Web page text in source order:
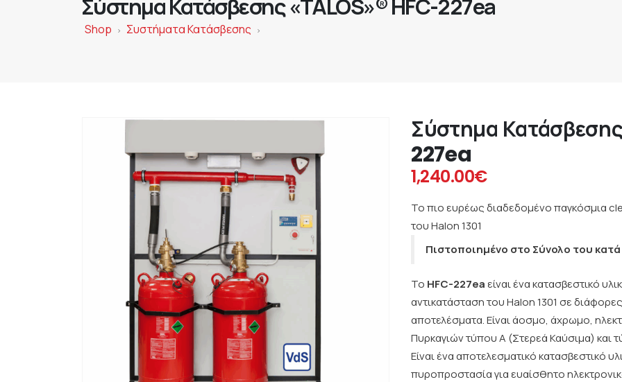
Σύστημα Κατάσβεσης «TALOS»® HFC-227ea
Shop > Συστήματα Κατάσβεσης >
Σύστημα
227ea
1,240.00€
Το πιο ευρέως διαδεδομένο παγκόσμια
του Halon 1301
Πιστοποιημένο στο Σύνολο του
Το HFC-227eaείναι ένα κατασβεστικό
αντικατάσταση του Halon 1301 σε
αποτελέσματα. Είναι άοσμο, άχρωμο,
Πυρκαγιών τύπου A (Στερεά Καύσιμα) και
Είναι ένα αποτελεσματικό κατασβεστικό
πυροπροστασία για ευαίσθητο